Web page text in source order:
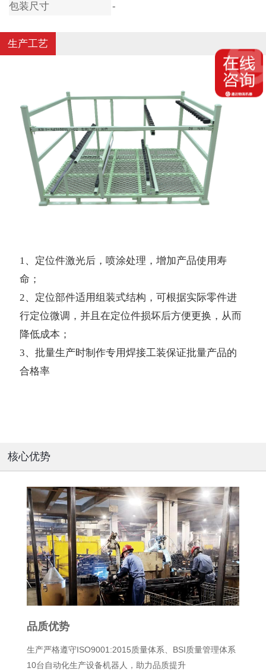
包装尺寸
-
生产工艺
1、定位件激光后，喷涂处理，增加产品使用寿
命；
2、定位部件适用组装式结构，可根据实际零件进
行定位微调，并且在定位件损坏后方便更换，从而
降低成本；
3、批量生产时制作专用焊接工装保证批量产品的
合格率
核心优势
品质优势
生产严格遵守ISO9001:2015质量体系、BSI质量管理体系
10台自动化生产设备机器人，助力品质提升